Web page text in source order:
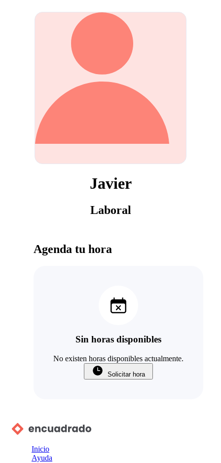
Javier
Laboral
Agenda tu hora
Sin horas disponibles
No existen horas disponibles actualmente.
Solicitar hora
Inicio
Ayuda